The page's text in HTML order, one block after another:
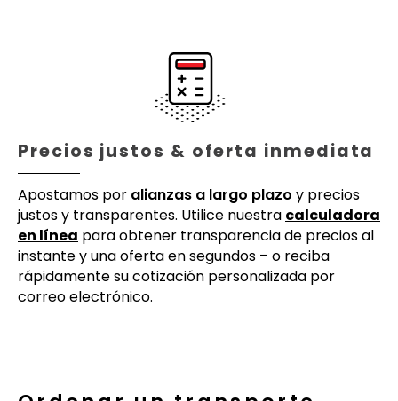
Precios justos & oferta inmediata
Apostamos por alianzas a largo plazo y precios
justos y transparentes. Utilice nuestra calculadora
en línea para obtener transparencia de precios al
instante y una oferta en segundos – o reciba
rápidamente su cotización personalizada por
correo electrónico.